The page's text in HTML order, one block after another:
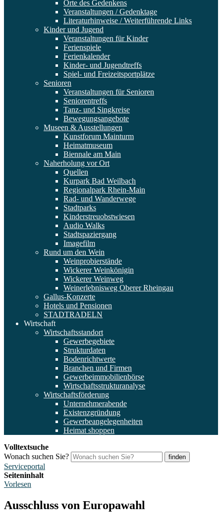
Orte des Gedenkens
Veranstaltungen / Gedenktage
Literaturhinweise / Weiterführende Links
Kinder und Jugend
Veranstaltungen für Kinder
Ferienspiele
Ferienkalender
Kinder- und Jugendtreffs
Spiel- und Freizeitsportplätze
Senioren
Veranstaltungen für Senioren
Seniorentreffs
Tanz- und Singkreise
Bewegungsangebote
Museen & Ausstellungen
Kunstforum Mainturm
Heimatmuseum
Biennale am Main
Naherholung vor Ort
Quellen
Kurpark Bad Weilbach
Regionalpark Rhein-Main
Rad- und Wanderwege
Stadtparks
Kinderstreuobstwiesen
Audio Walks
Stadtspaziergang
Imagefilm
Rund um den Wein
Weinprobierstände
Wickerer Weinkönigin
Wickerer Weinweg
Weinerlebnisweg Oberer Rheingau
Gallus-Konzerte
Hotels und Pensionen
STADTRADELN
Wirtschaft
Wirtschaftsstandort
Gewerbegebiete
Strukturdaten
Bodenrichtwerte
Branchen und Firmen
Gewerbeimmobilienbörse
Wirtschaftsstrukturanalyse
Wirtschaftsförderung
Unternehmerabende
Existenzgründung
Gewerbeangelegenheiten
Heimat shoppen
Volltextsuche
Wonach suchen Sie?
finden
Serviceportal
Seiteninhalt
Vorlesen
Ausschluss von Europawahl